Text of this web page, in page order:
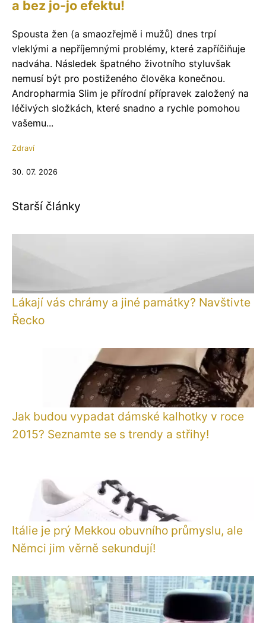
a bez jo-jo efektu!
Spousta žen (a smaozřejmě i mužů) dnes trpí
vleklými a nepříjemnými problémy, které zapříčiňuje
nadváha. Následek špatného životního styluvšak
nemusí být pro postiženého člověka konečnou.
Andropharmia Slim je přírodní přípravek založený na
léčivých složkách, které snadno a rychle pomohou
vašemu...
Zdraví
30. 07. 2026
Starší články
Lákají vás chrámy a jiné památky? Navštivte
Řecko
Jak budou vypadat dámské kalhotky v roce
2015? Seznamte se s trendy a střihy!
Itálie je prý Mekkou obuvního průmyslu, ale
Němci jim věrně sekundují!